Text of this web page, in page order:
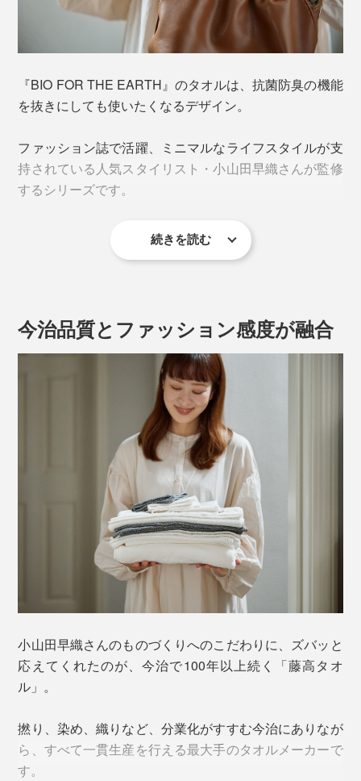
『BIO FOR THE EARTH』のタオルなら大丈夫。
抗菌防臭機能を持つ、サトウキビ由来の次世代合成繊維
「PlaX™（プラックス）」を使用。繊維に含まれる乳酸
が雑菌の増殖を防ぎ、ニオイを防止します。
薬品で加工しているわけではなく、繊維自身が持つ天然
の機能なので、洗濯を重ねても効果は半永久的。
公的検査機関での試験では、「生乾き臭」の原因菌であ
る「モラクセラ菌」や、「黄色ブドウ球菌」「大腸菌」
「肺炎桿菌」を99.9％除去（※1）、足のにおいや汗に混じ
る疲労臭など、「体臭」の成分である「イソ吉草酸」を
99％、「酢酸」を96％除去する、消臭効果が実証され
ています（※2）。
※１ 一般財団法人メンケン品質検査協会JIS L1902菌液吸収法による抗菌試
験結果
※２ ニッセンケン品質評価センター イソ吉草酸はGC法、酢酸は検知管法に
よる試験結果 （パイル部分コット70％、PlaX™30%のタオルを使用）
黄色ブドウ球菌の増減比較
『BIO FOR THE EARTH』のタオルは、抗菌防臭の機能
を抜きにしても使いたくなるデザイン。
ファッション誌で活躍、ミニマルなライフスタイルが支
持されている人気スタイリスト・小山田早織さんが監修
するシリーズです。
こだわったのは、生活感のないホテルライクなデザイン
と、肌ざわりの心地よさ。そこにあるだけで空間が豊か
になるようなタオルです。
本品は、フワッと甘く織ったワッフル生地
「DECOBOKO」のハンドタオル。しっかり地厚で、吸
水性抜群。綿100％のものより、乾きやすい特性も。
1日何度使っても心地いいままです。
カラーは、オフホワイトの「SHIOMUSUBI」と、ブラ
続きを読む
今治品質とファッション感度が融合
小山田早織さんのものづくりへのこだわりに、ズバッと
応えてくれたのが、今治で100年以上続く「藤高タオ
ル」。
撚り、染め、織りなど、分業化がすすむ今治にありなが
ら、すべて一貫生産を行える最大手のタオルメーカーで
す。